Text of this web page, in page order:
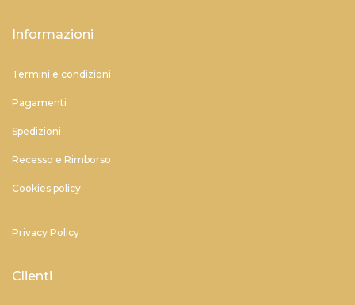
Informazioni
Termini e condizioni
Pagamenti
Spedizioni
Recesso e Rimborso
Cookies policy
Privacy Policy
Clienti